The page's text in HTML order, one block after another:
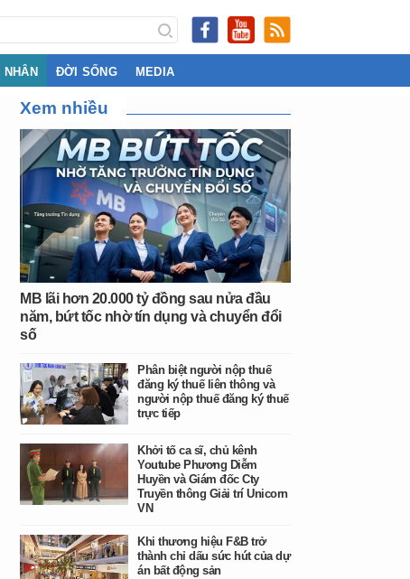
NHÂN ĐỜI SỐNG MEDIA
Xem nhiều
MB lãi hơn 20.000 tỷ đồng sau nửa đầu
năm, bứt tốc nhờ tín dụng và chuyển đổi
số
Phân biệt người nộp thuế
đăng ký thuế liên thông và
người nộp thuế đăng ký thuế
trực tiếp
Khởi tố ca sĩ, chủ kênh
Youtube Phương Diễm
Huyền và Giám đốc Cty
Truyền thông Giải trí Unicorn
VN
Khi thương hiệu F&B trở
thành chỉ dấu sức hút của dự
án bất động sản